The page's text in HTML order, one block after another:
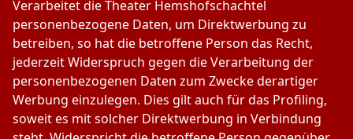
Verarbeitet die Theater Hemshofschachtel
personenbezogene Daten, um Direktwerbung zu
betreiben, so hat die betroffene Person das Recht,
jederzeit Widerspruch gegen die Verarbeitung der
personenbezogenen Daten zum Zwecke derartiger
Werbung einzulegen. Dies gilt auch für das Profiling,
soweit es mit solcher Direktwerbung in Verbindung